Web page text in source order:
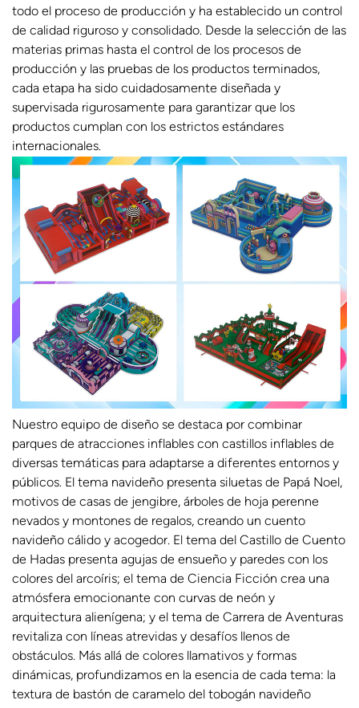
todo el proceso de producción y ha establecido un control
de calidad riguroso y consolidado. Desde la selección de las
materias primas hasta el control de los procesos de
producción y las pruebas de los productos terminados,
cada etapa ha sido cuidadosamente diseñada y
supervisada rigurosamente para garantizar que los
productos cumplan con los estrictos estándares
internacionales.
Nuestro equipo de diseño se destaca por combinar
parques de atracciones inflables con castillos inflables de
diversas temáticas para adaptarse a diferentes entornos y
públicos. El tema navideño presenta siluetas de Papá Noel,
motivos de casas de jengibre, árboles de hoja perenne
nevados y montones de regalos, creando un cuento
navideño cálido y acogedor. El tema del Castillo de Cuento
de Hadas presenta agujas de ensueño y paredes con los
colores del arcoíris; el tema de Ciencia Ficción crea una
atmósfera emocionante con curvas de neón y
arquitectura alienígena; y el tema de Carrera de Aventuras
revitaliza con líneas atrevidas y desafíos llenos de
obstáculos. Más allá de colores llamativos y formas
dinámicas, profundizamos en la esencia de cada tema: la
textura de bastón de caramelo del tobogán navideño